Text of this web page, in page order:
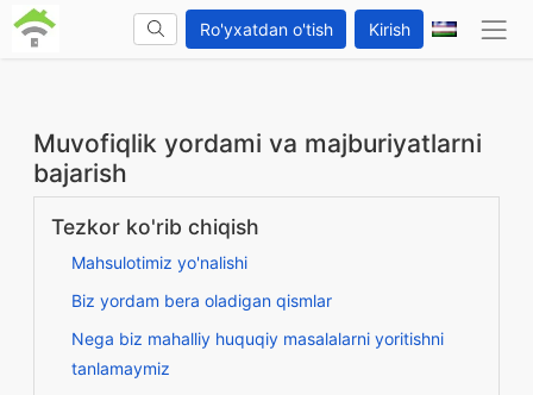
Ro'yxatdan o'tish Kirish
Muvofiqlik yordami va majburiyatlarni
bajarish
Tezkor ko'rib chiqish
Mahsulotimiz yo'nalishi
Biz yordam bera oladigan qismlar
Nega biz mahalliy huquqiy masalalarni yoritishni
tanlamaymiz